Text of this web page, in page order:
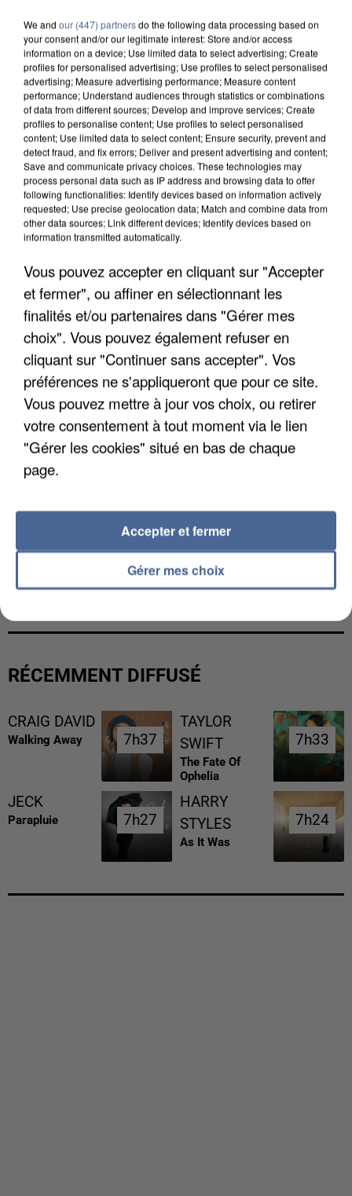
APRÈS TOUTES CES CANICULES, LES REFUGES
DE FAUNE SAUVAGE SONT...
L’UN DES FONDATEURS SUPPOSÉS DE LA DZ
MAFIA INTERPELLÉ EN ALGÉRIE
RÉCEMMENT DIFFUSÉ
CRAIG DAVID
Walking Away 7h37
7h37
TAYLOR
SWIFT
The Fate Of
Ophelia
7h33
7h33
JECK
Parapluie 7h27
7h27
HARRY
STYLES
As It Was
7h24
7h24
We and our (447) partnersdo the following data processing based on
your consent and/or our legitimate interest: Store and/or access
information on a device; Use limited data to select advertising; Create
profiles for personalised advertising; Use profiles to select personalised
advertising; Measure advertising performance; Measure content
performance; Understand audiences through statistics or combinations
of data from different sources; Develop and improve services; Create
profiles to personalise content; Use profiles to select personalised
content; Use limited data to select content; Ensure security, prevent and
detect fraud, and fix errors; Deliver and present advertising and content;
Save and communicate privacy choices. These technologies may
process personal data such as IP address and browsing data to offer
following functionalities: Identify devices based on information actively
requested; Use precise geolocation data; Match and combine data from
other data sources; Link different devices; Identify devices based on
information transmitted automatically.
Vous pouvez accepter en cliquant sur "Accepter
et fermer", ou affiner en sélectionnant les
finalités et/ou partenaires dans "Gérer mes
choix". Vous pouvez également refuser en
cliquant sur "Continuer sans accepter". Vos
préférences ne s'appliqueront que pour ce site.
Vous pouvez mettre à jour vos choix, ou retirer
votre consentement à tout moment via le lien
"Gérer les cookies" situé en bas de chaque
page.
Gérer mes choix
Accepter et fermer